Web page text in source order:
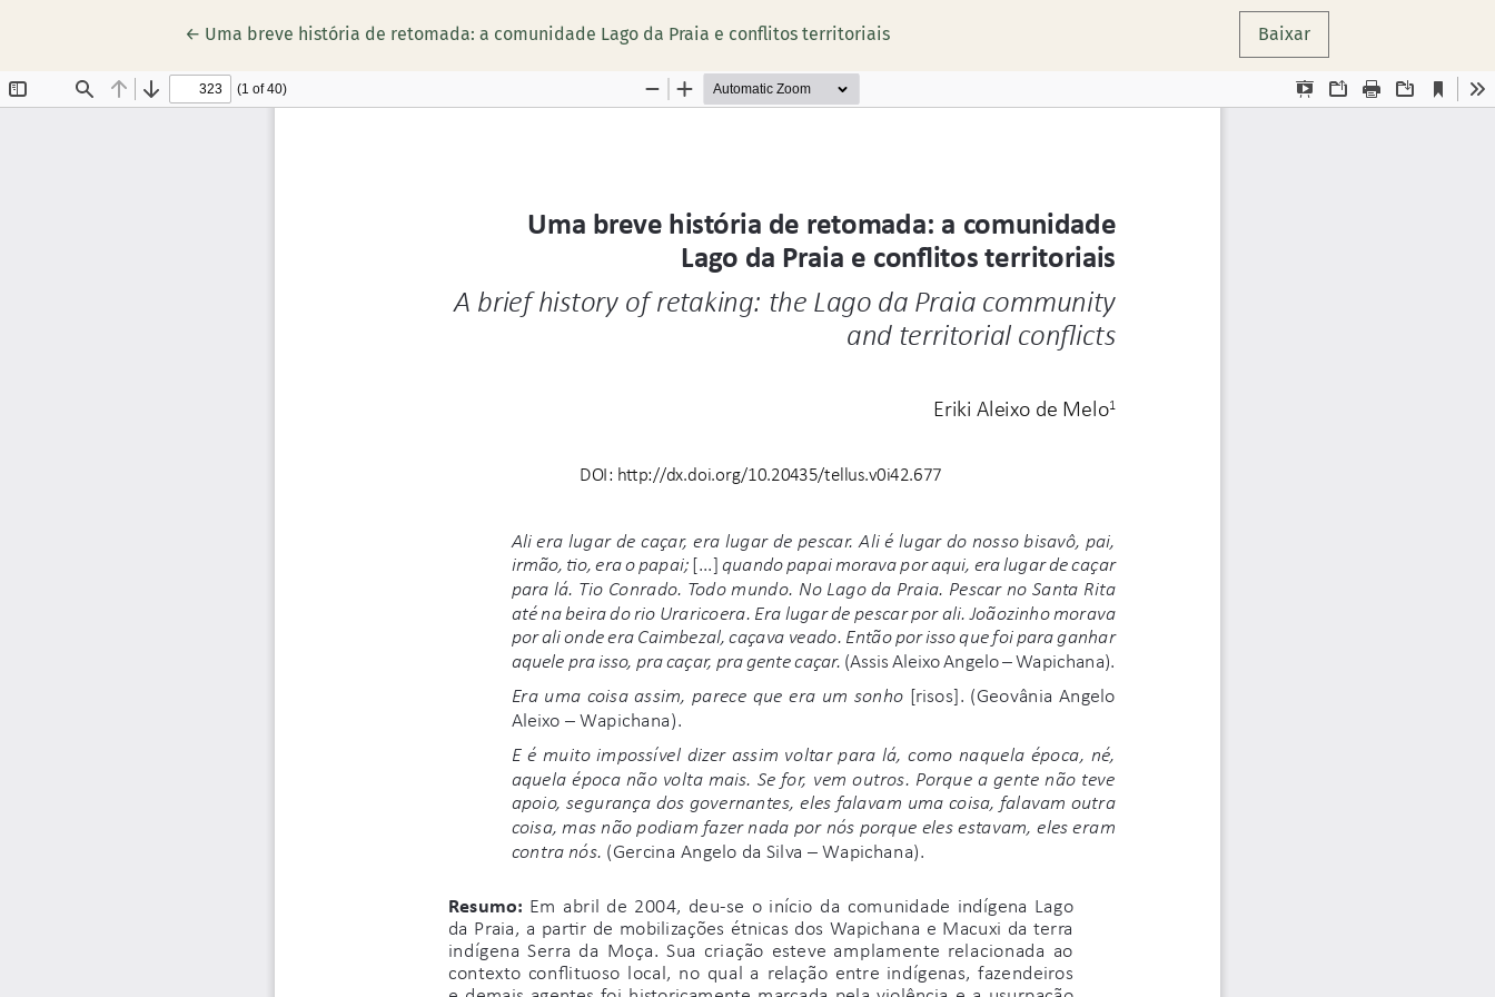
← Voltar aos Detalhes do Artigo
Uma breve história de retomada: a comunidade Lago da Praia e conflitos territoriais Baixar